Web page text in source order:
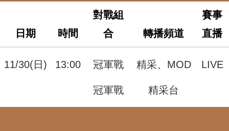
日期 時間
對戰組
合
轉播頻道
賽事
直播
11/30(日) 13:00 冠軍戰
冠軍戰
精采、MOD
精采台
LIVE